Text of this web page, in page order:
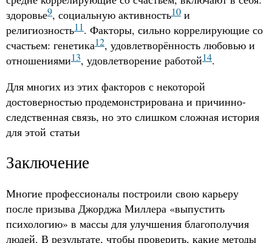
здоровье9, социальную активность10 и
религиозность11. Факторы, сильно коррелирующие со
счастьем: генетика12, удовлетворённость любовью и
отношениями13, удовлетворение работой14.
Для многих из этих факторов с некоторой
достоверностью продемонстрирована и причинно-
следственная связь, но это слишком сложная история
для этой статьи
Заключение
Многие профессионалы построили свою карьеру
после призыва Джорджа Миллера «выпустить
психологию» в массы для улучшения благополучия
людей. В результате, чтобы проверить, какие методы